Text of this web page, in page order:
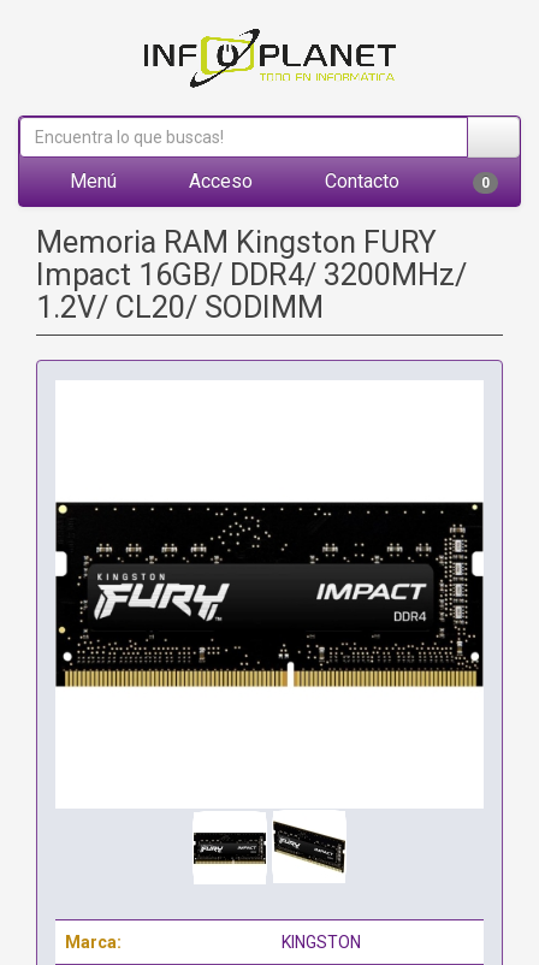
Menú Acceso Contacto 0
Memoria RAM Kingston FURY
Impact 16GB/ DDR4/ 3200MHz/
1.2V/ CL20/ SODIMM
Marca: KINGSTON